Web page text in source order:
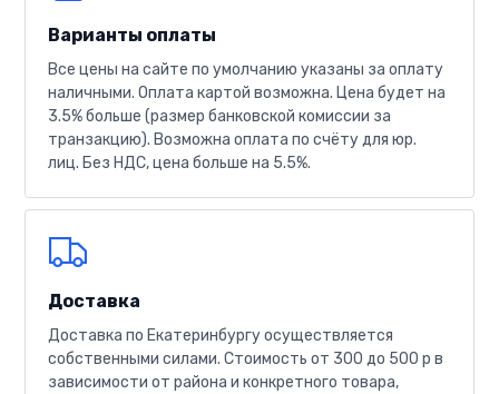
Варианты оплаты
Все цены на сайте по умолчанию указаны за оплату
наличными. Оплата картой возможна. Цена будет на
3.5% больше (размер банковской комиссии за
транзакцию). Возможна оплата по счёту для юр.
лиц. Без НДС, цена больше на 5.5%.
Доставка
Доставка по Екатеринбургу осуществляется
собственными силами. Стоимость от 300 до 500 р в
зависимости от района и конкретного товара,